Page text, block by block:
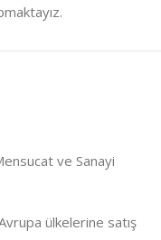
ve Sanayi
ülkelerine satış